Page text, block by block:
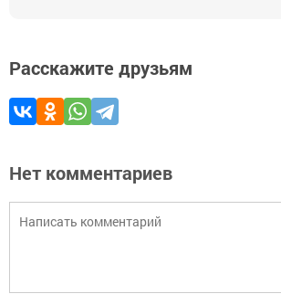
Расскажите друзьям
Нет комментариев